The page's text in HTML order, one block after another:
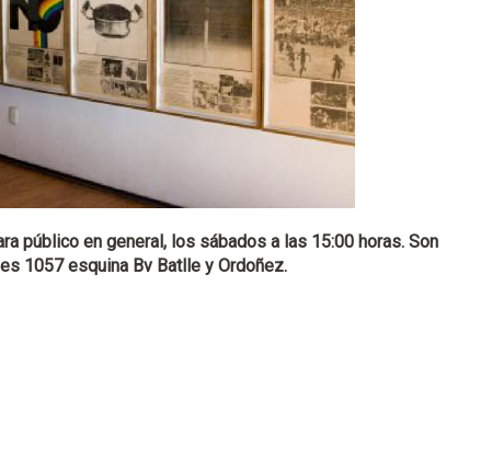
público en general, los sábados a las 15:00 horas. Son
1057 esquina Bv Batlle y Ordoñez.